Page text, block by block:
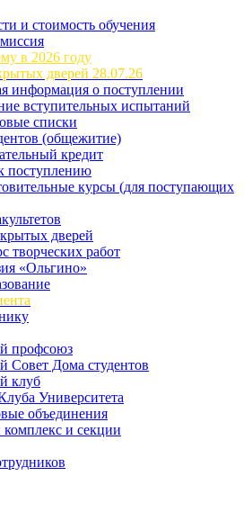
и стоимость обучения
в 2026 году
дверей 28.07.26
информация о поступлении
вступительных испытаний
списки
(общежитие)
кредит
поступлению
курсы (для поступающих
дверей
творческих работ
«Ольгино»
профсоюз
Совет Дома студентов
клуб
Университета
объединения
и секции